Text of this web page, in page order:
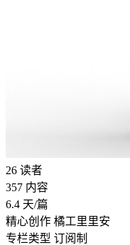
26 读者
357 内容
6.4 天/篇
精心创作 橘工里里安
专栏类型 订阅制